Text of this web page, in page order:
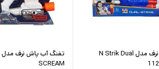
تفنگ بازی نرف مدل N Strik Dual
SCREAM